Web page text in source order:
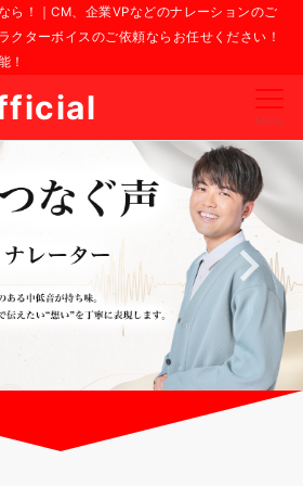
ら！｜CM、企業VPなどのナレーションのご
クターボイスのご依頼ならお任せください！
！
Menu